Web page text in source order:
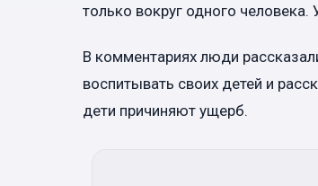
только вокруг одного
В комментариях люди
воспитывать своих детей и
дети причиняют ущерб.